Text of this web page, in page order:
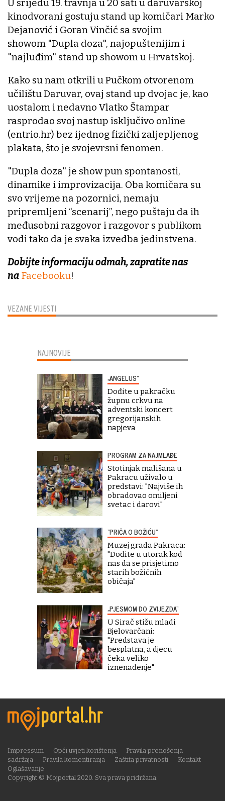
VEZANE VIJESTI
U srijedu 19. travnja u 20 sati u daruvarskoj
kinodvorani gostuju stand up komičari Marko
Dejanović i Goran Vinčić sa svojim
showom "Dupla doza", najopuštenijim i
"najluđim" stand up showom u Hrvatskoj.
Kako su nam otkrili u Pučkom otvorenom
učilištu Daruvar, ovaj stand up dvojac je, kao
uostalom i nedavno Vlatko Štampar
rasprodao svoj nastup isključivo online
(entrio.hr) bez ijednog fizički zaljepljenog
plakata, što je svojevrsni fenomen.
"Dupla doza" je show pun spontanosti,
dinamike i improvizacija. Oba komičara su
svo vrijeme na pozornici, nemaju
pripremljeni “scenarij”, nego puštaju da ih
međusobni razgovor i razgovor s publikom
vodi tako da je svaka izvedba jedinstvena.
Dobijte informaciju odmah, zapratite nas
na Facebooku!
NAJNOVIJE
„ANGELUS“
Dođite u pakračku
župnu crkvu na
adventski koncert
gregorijanskih
napjeva
PROGRAM ZA NAJMLAĐE
Stotinjak mališana u
Pakracu uživalo u
predstavi: "Najviše ih
obradovao omiljeni
svetac i darovi"
"PRIČA O BOŽIĆU"
Muzej grada Pakraca:
"Dođite u utorak kod
nas da se prisjetimo
starih božićnih
običaja"
„PJESMOM DO ZVIJEZDA“
U Sirač stižu mladi
Bjelovarčani:
"Predstava je
besplatna, a djecu
čeka veliko
iznenađenje"
Copyright © Mojportal 2020. Sva prava pridržana.
Impressum Opći uvjeti korištenja
Pravila prenošenja
sadržaja
Pravila komentiranja Zaštita privatnosti
Kontakt
Oglašavanje